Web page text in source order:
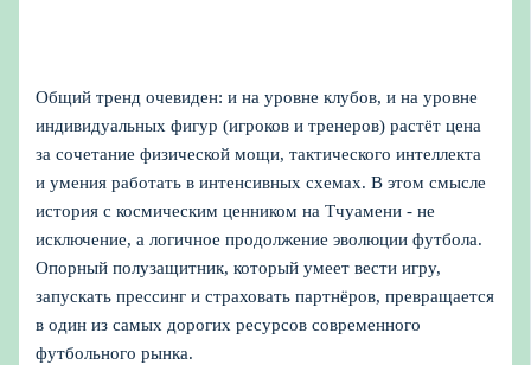
Общий тренд очевиден: и на уровне клубов, и на уровне
индивидуальных фигур (игроков и тренеров) растёт цена
за сочетание физической мощи, тактического интеллекта
и умения работать в интенсивных схемах. В этом смысле
история с космическим ценником на Тчуамени - не
исключение, а логичное продолжение эволюции футбола.
Опорный полузащитник, который умеет вести игру,
запускать прессинг и страховать партнёров, превращается
в один из самых дорогих ресурсов современного
футбольного рынка.